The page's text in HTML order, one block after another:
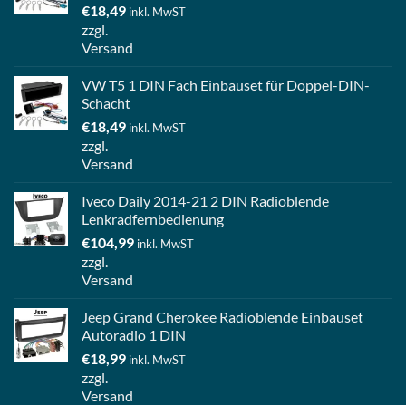
€18,49 inkl. MwST
zzgl.
Versand
VW T5 1 DIN Fach Einbauset für Doppel-DIN-
Schacht
€18,49 inkl. MwST
zzgl.
Versand
Iveco Daily 2014-21 2 DIN Radioblende
Lenkradfernbedienung
€104,99 inkl. MwST
zzgl.
Versand
Jeep Grand Cherokee Radioblende Einbauset
Autoradio 1 DIN
€18,99 inkl. MwST
zzgl.
Versand